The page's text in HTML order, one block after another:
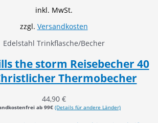
inkl. MwSt.
zzgl. Versandkosten
Edelstahl Trinkflasche/Becher
the storm Reisebecher 40
Thermobecher
44,90 €
ab 99€ (Details für andere Länder)